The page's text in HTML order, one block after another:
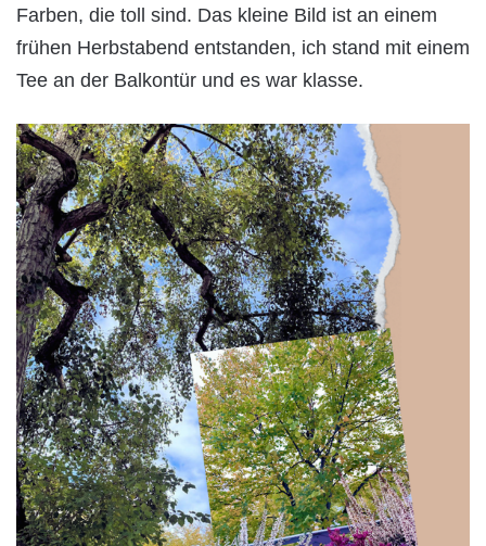
Farben, die toll sind. Das kleine Bild ist an einem
frühen Herbstabend entstanden, ich stand mit einem
Tee an der Balkontür und es war klasse.